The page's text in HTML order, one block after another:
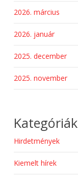
2026. március
2026. január
2025. december
2025. november
Kategóriák
Hirdetmények
Kiemelt hírek